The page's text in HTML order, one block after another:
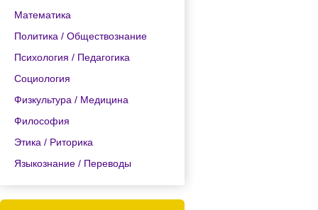
Математика
Политика / Обществознание
Психология / Педагогика
Социология
Физкультура / Медицина
Философия
Этика / Риторика
Языкознание / Переводы